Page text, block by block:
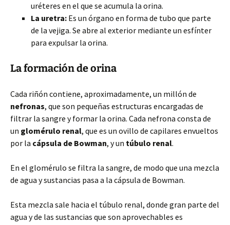
uréteres en el que se acumula la orina.
La uretra: Es un órgano en forma de tubo que parte
de la vejiga. Se abre al exterior mediante un esfínter
para expulsar la orina.
La formación de orina
Cada riñón contiene, aproximadamente, un millón de
nefronas, que son pequeñas estructuras encargadas de
filtrar la sangre y formar la orina. Cada nefrona consta de
un glomérulo renal, que es un ovillo de capilares envueltos
por la cápsula de Bowman, y un túbulo renal.
En el glomérulo se filtra la sangre, de modo que una mezcla
de agua y sustancias pasa a la cápsula de Bowman.
Esta mezcla sale hacia el túbulo renal, donde gran parte del
agua y de las sustancias que son aprovechables es